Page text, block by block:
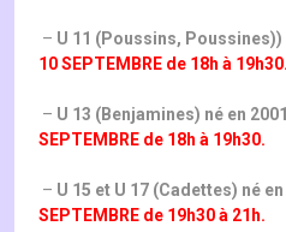
– U 11 (Poussins, Poussines))
10 SEPTEMBRE de 18h à 19h30.
– U 13 (Benjamines) né en
SEPTEMBRE de 18h à 19h30.
– U 15 et U 17 (Cadettes) né
SEPTEMBRE de 19h30 à 21h.